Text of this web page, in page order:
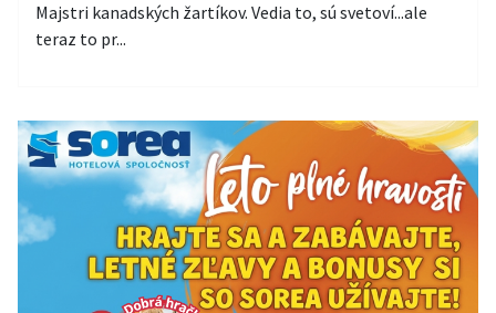
Majstri kanadských žartíkov. Vedia to, sú svetoví...ale
teraz to pr...